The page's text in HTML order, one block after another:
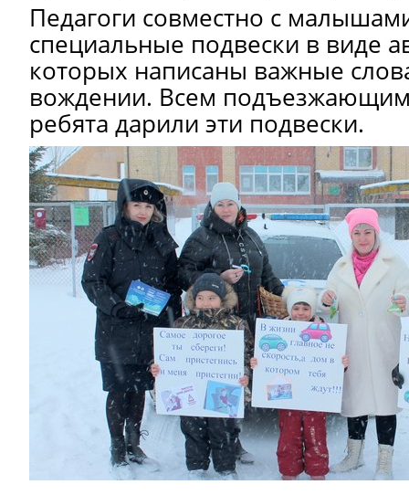
Педагоги совместно с
специальные подвески в виде
которых написаны важные
вождении. Всем
ребята дарили эти подвески.